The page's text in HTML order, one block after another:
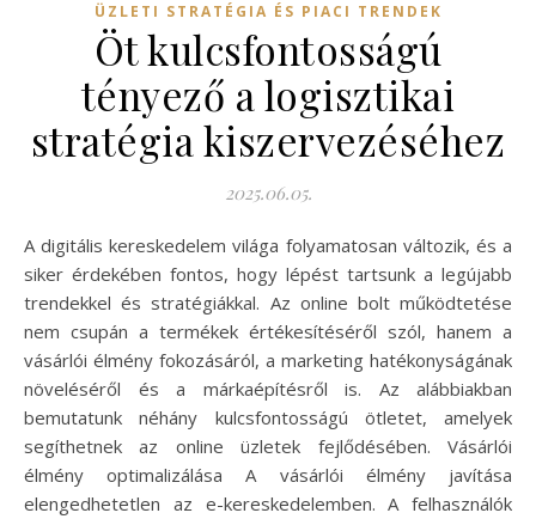
ÜZLETI STRATÉGIA ÉS PIACI TRENDEK
Öt kulcsfontosságú
tényező a logisztikai
stratégia kiszervezéséhez
2025.06.05.
A digitális kereskedelem világa folyamatosan változik, és a
siker érdekében fontos, hogy lépést tartsunk a legújabb
trendekkel és stratégiákkal. Az online bolt működtetése
nem csupán a termékek értékesítéséről szól, hanem a
vásárlói élmény fokozásáról, a marketing hatékonyságának
növeléséről és a márkaépítésről is. Az alábbiakban
bemutatunk néhány kulcsfontosságú ötletet, amelyek
segíthetnek az online üzletek fejlődésében. Vásárlói
élmény optimalizálása A vásárlói élmény javítása
elengedhetetlen az e-kereskedelemben. A felhasználók